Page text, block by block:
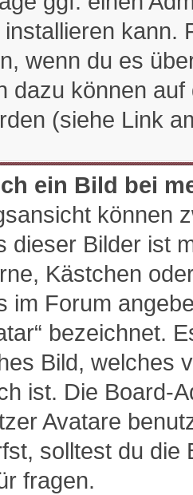
kann.
wenn du es
dazu können
(siehe Link
ein Bild bei
können
dieser Bilder ist
Kästchen
im Forum
bezeichnet.
Bild, welches
ist. Die Board-
Avatare
solltest du die
fragen.